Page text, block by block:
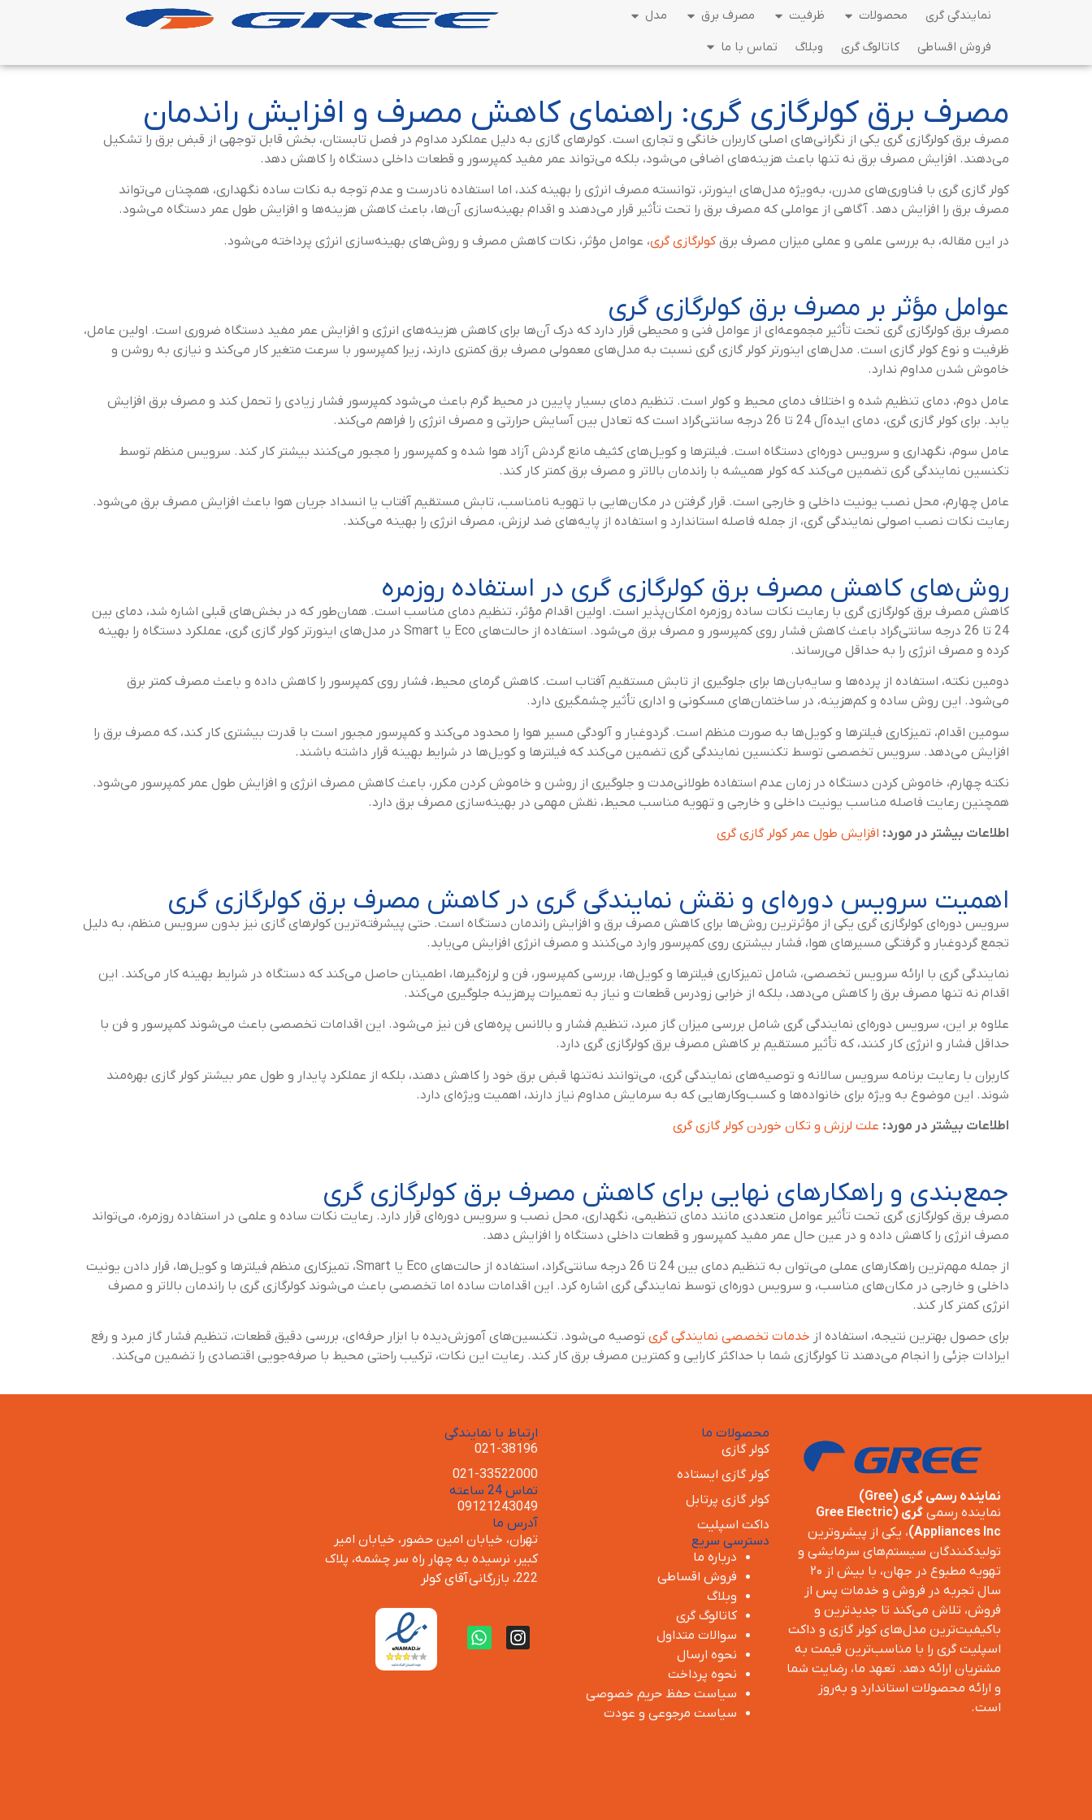
نمایندگی گری محصولات ظرفیت مصرف برق
مدل
فروش اقساطی
کاتالوگ گری وبلاگ تماس با ما
مصرف برق کولرگازی گری: راهنمای کاهش مصرف و افزایش راندمان
مصرف برق کولرگازی گری یکی از نگرانی‌های اصلی کاربران خانگی و تجاری است. کولرهای گازی به دلیل عملکرد مداوم در فصل تابستان، بخش قابل توجهی از قبض برق را تشکیل
می‌دهند. افزایش مصرف برق نه تنها باعث هزینه‌های اضافی می‌شود، بلکه می‌تواند عمر مفید کمپرسور و قطعات داخلی دستگاه را کاهش دهد.
کولر گازی گری با فناوری‌های مدرن، به‌ویژه مدل‌های اینورتر، توانسته مصرف انرژی را بهینه کند، اما استفاده نادرست و عدم توجه به نکات ساده نگهداری، همچنان می‌تواند
مصرف برق را افزایش دهد. آگاهی از عواملی که مصرف برق را تحت تأثیر قرار می‌دهند و اقدام بهینه‌سازی آن‌ها، باعث کاهش هزینه‌ها و افزایش طول عمر دستگاه می‌شود.
در این مقاله، به بررسی علمی و عملی میزان مصرف برقکولرگازی گری، عوامل مؤثر، نکات کاهش مصرف و روش‌های بهینه‌سازی انرژی پرداخته می‌شود.
عوامل مؤثر بر مصرف برق کولرگازی گری
مصرف برق کولرگازی گری تحت تأثیر مجموعه‌ای از عوامل فنی و محیطی قرار دارد که درک آن‌ها برای کاهش هزینه‌های انرژی و افزایش عمر مفید دستگاه ضروری است. اولین عامل،
ظرفیت و نوع کولر گازی است. مدل‌های اینورتر کولر گازی گری نسبت به مدل‌های معمولی مصرف برق کمتری دارند، زیرا کمپرسور با سرعت متغیر کار می‌کند و نیازی به روشن و
خاموش شدن مداوم ندارد.
عامل دوم، دمای تنظیم شده و اختلاف دمای محیط و کولر است. تنظیم دمای بسیار پایین در محیط گرم باعث می‌شود کمپرسور فشار زیادی را تحمل کند و مصرف برق افزایش
یابد. برای کولر گازی گری، دمای ایده‌آل 24 تا 26 درجه سانتی‌گراد است که تعادل بین آسایش حرارتی و مصرف انرژی را فراهم می‌کند.
عامل سوم، نگهداری و سرویس دوره‌ای دستگاه است. فیلترها و کویل‌های کثیف مانع گردش آزاد هوا شده و کمپرسور را مجبور می‌کنند بیشتر کار کند. سرویس منظم توسط
تکنسین نمایندگی گری تضمین می‌کند که کولر همیشه با راندمان بالاتر و مصرف برق کمتر کار کند.
عامل چهارم، محل نصب یونیت داخلی و خارجی است. قرار گرفتن در مکان‌هایی با تهویه نامناسب، تابش مستقیم آفتاب یا انسداد جریان هوا باعث افزایش مصرف برق می‌شود.
رعایت نکات نصب اصولی نمایندگی گری، از جمله فاصله استاندارد و استفاده از پایه‌های ضد لرزش، مصرف انرژی را بهینه می‌کند.
روش‌های کاهش مصرف برق کولرگازی گری در استفاده روزمره
کاهش مصرف برق کولرگازی گری با رعایت نکات ساده روزمره امکان‌پذیر است. اولین اقدام مؤثر، تنظیم دمای مناسب است. همان‌طور که در بخش‌های قبلی اشاره شد، دمای بین
24 تا 26 درجه سانتی‌گراد باعث کاهش فشار روی کمپرسور و مصرف برق می‌شود. استفاده از حالت‌های Eco یا Smart در مدل‌های اینورتر کولر گازی گری، عملکرد دستگاه را بهینه
کرده و مصرف انرژی را به حداقل می‌رساند.
دومین نکته، استفاده از پرده‌ها و سایه‌بان‌ها برای جلوگیری از تابش مستقیم آفتاب است. کاهش گرمای محیط، فشار روی کمپرسور را کاهش داده و باعث مصرف کمتر برق
می‌شود. این روش ساده و کم‌هزینه، در ساختمان‌های مسکونی و اداری تأثیر چشمگیری دارد.
سومین اقدام، تمیزکاری فیلترها و کویل‌ها به صورت منظم است. گردوغبار و آلودگی مسیر هوا را محدود می‌کند و کمپرسور مجبور است با قدرت بیشتری کار کند، که مصرف برق را
افزایش می‌دهد. سرویس تخصصی توسط تکنسین نمایندگی گری تضمین می‌کند که فیلترها و کویل‌ها در شرایط بهینه قرار داشته باشند.
نکته چهارم، خاموش کردن دستگاه در زمان عدم استفاده طولانی‌مدت و جلوگیری از روشن و خاموش کردن مکرر، باعث کاهش مصرف انرژی و افزایش طول عمر کمپرسور می‌شود.
همچنین رعایت فاصله مناسب یونیت داخلی و خارجی و تهویه مناسب محیط، نقش مهمی در بهینه‌سازی مصرف برق دارد.
اطلاعات بیشتر در مورد: افزایش طول عمر کولر گازی گری
اهمیت سرویس دوره‌ای و نقش نمایندگی گری در کاهش مصرف برق کولرگازی گری
سرویس دوره‌ای کولرگازی گری یکی از مؤثرترین روش‌ها برای کاهش مصرف برق و افزایش راندمان دستگاه است. حتی پیشرفته‌ترین کولرهای گازی نیز بدون سرویس منظم، به دلیل
تجمع گردوغبار و گرفتگی مسیرهای هوا، فشار بیشتری روی کمپرسور وارد می‌کنند و مصرف انرژی افزایش می‌یابد.
نمایندگی گری با ارائه سرویس تخصصی، شامل تمیزکاری فیلترها و کویل‌ها، بررسی کمپرسور، فن و لرزه‌گیرها، اطمینان حاصل می‌کند که دستگاه در شرایط بهینه کار می‌کند. این
اقدام نه تنها مصرف برق را کاهش می‌دهد، بلکه از خرابی زودرس قطعات و نیاز به تعمیرات پرهزینه جلوگیری می‌کند.
علاوه بر این، سرویس دوره‌ای نمایندگی گری شامل بررسی میزان گاز مبرد، تنظیم فشار و بالانس پره‌های فن نیز می‌شود. این اقدامات تخصصی باعث می‌شوند کمپرسور و فن با
حداقل فشار و انرژی کار کنند، که تأثیر مستقیم بر کاهش مصرف برق کولرگازی گری دارد.
کاربران با رعایت برنامه سرویس سالانه و توصیه‌های نمایندگی گری، می‌توانند نه‌تنها قبض برق خود را کاهش دهند، بلکه از عملکرد پایدار و طول عمر بیشتر کولر گازی بهره‌مند
شوند. این موضوع به ویژه برای خانواده‌ها و کسب‌وکارهایی که به سرمایش مداوم نیاز دارند، اهمیت ویژه‌ای دارد.
اطلاعات بیشتر در مورد: علت لرزش و تکان خوردن کولر گازی گری
جمع‌بندی و راهکارهای نهایی برای کاهش مصرف برق کولرگازی گری
مصرف برق کولرگازی گری تحت تأثیر عوامل متعددی مانند دمای تنظیمی، نگهداری، محل نصب و سرویس دوره‌ای قرار دارد. رعایت نکات ساده و علمی در استفاده روزمره، می‌تواند
مصرف انرژی را کاهش داده و در عین حال عمر مفید کمپرسور و قطعات داخلی دستگاه را افزایش دهد.
از جمله مهم‌ترین راهکارهای عملی می‌توان به تنظیم دمای بین 24 تا 26 درجه سانتی‌گراد، استفاده از حالت‌های Eco یا Smart، تمیزکاری منظم فیلترها و کویل‌ها، قرار دادن یونیت
داخلی و خارجی در مکان‌های مناسب، و سرویس دوره‌ای توسط نمایندگی گری اشاره کرد. این اقدامات ساده اما تخصصی باعث می‌شوند کولرگازی گری با راندمان بالاتر و مصرف
انرژی کمتر کار کند.
برای حصول بهترین نتیجه، استفاده از خدمات تخصصی نمایندگی گری توصیه می‌شود. تکنسین‌های آموزش‌دیده با ابزار حرفه‌ای، بررسی دقیق قطعات، تنظیم فشار گاز مبرد و رفع
ایرادات جزئی را انجام می‌دهند تا کولرگازی شما با حداکثر کارایی و کمترین مصرف برق کار کند. رعایت این نکات، ترکیب راحتی محیط با صرفه‌جویی اقتصادی را تضمین می‌کند.
نماینده رسمی گری (Gree)
نماینده رسمی
گری (Gree Electric
Appliances Inc) ، یکی از پیشروترین
تولیدکنندگان سیستم‌های سرمایشی و
تهویه مطبوع در جهان، با بیش از ۲۰
سال تجربه در فروش و خدمات پس از
فروش، تلاش می‌کند تا جدیدترین و
باکیفیت‌ترین مدل‌های کولر گازی و داکت
اسپلیت گری را با مناسب‌ترین قیمت به
مشتریان ارائه دهد. تعهد ما، رضایت شما
و ارائه محصولات استاندارد و به‌روز
است.
محصولات ما
کولر گازی
کولر گازی ایستاده
کولر گازی پرتابل
داکت اسپلیت
دسترسی سریع
درباره ما
فروش اقساطی
وبلاگ
کاتالوگ گری
سوالات متداول
نحوه ارسال
نحوه پرداخت
سیاست حفظ حریم خصوصی
سیاست مرجوعی و عودت
ارتباط با نمایندگی
021-38196
021-33522000
تماس 24 ساعته
09121243049
آدرس ما
تهران، خیابان امین حضور، خیابان امیر
کبیر، نرسیده به چهار راه سر چشمه، پلاک
222، بازرگانی
آقای کولر